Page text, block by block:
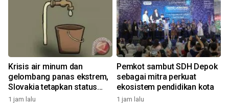
Krisis air minum dan
gelombang panas ekstrem,
Slovakia tetapkan status
darurat
1 jam lalu
Pemkot sambut SDH Depok
sebagai mitra perkuat
ekosistem pendidikan kota
1 jam lalu